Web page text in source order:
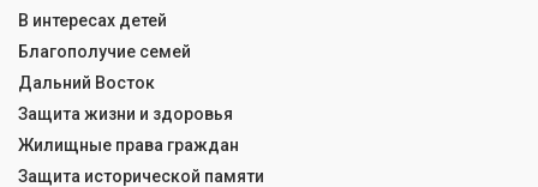
В интересах детей
Благополучие семей
Дальний Восток
Защита жизни и здоровья
Жилищные права граждан
Защита исторической памяти